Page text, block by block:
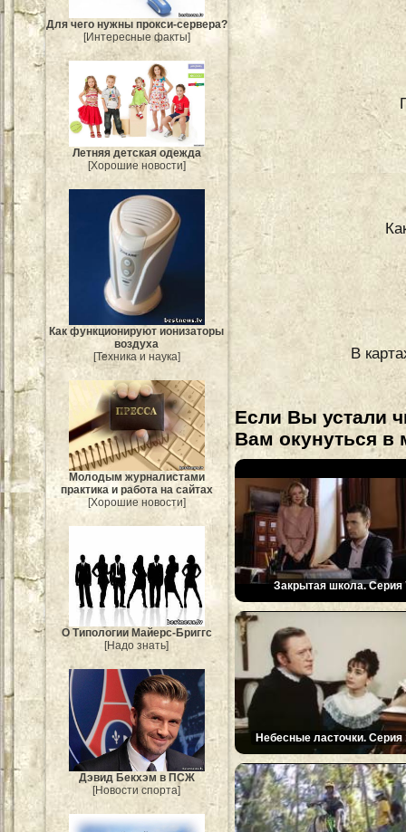
Для чего нужны прокси-сервера?
[Интересные факты]
Летняя детская одежда
[Хорошие новости]
Как функционируют ионизаторы
воздуха
[Техника и наука]
Молодым журналистами
практика и работа на сайтах
[Хорошие новости]
О Типологии Майерс-Бриггс
[Надо знать]
Дэвид Бекхэм в ПСЖ
[Новости спорта]
В
Если Вы устали
Вам окунуться в
Закрытая школа. Серия
Небесные ласточки. Серия